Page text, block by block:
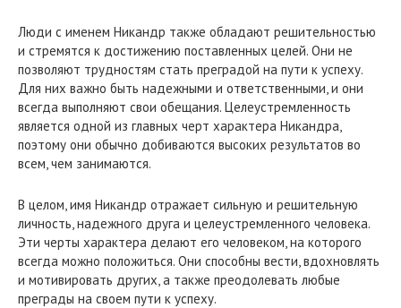
Люди с именем Никандр также обладают решительностью
и стремятся к достижению поставленных целей. Они не
позволяют трудностям стать преградой на пути к успеху.
Для них важно быть надежными и ответственными, и они
всегда выполняют свои обещания. Целеустремленность
является одной из главных черт характера Никандра,
поэтому они обычно добиваются высоких результатов во
всем, чем занимаются.
В целом, имя Никандр отражает сильную и решительную
личность, надежного друга и целеустремленного человека.
Эти черты характера делают его человеком, на которого
всегда можно положиться. Они способны вести, вдохновлять
и мотивировать других, а также преодолевать любые
преграды на своем пути к успеху.